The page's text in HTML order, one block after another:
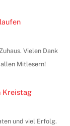
Vielen Dank
Mitlesern!
Kreistag
und viel Erfolg.